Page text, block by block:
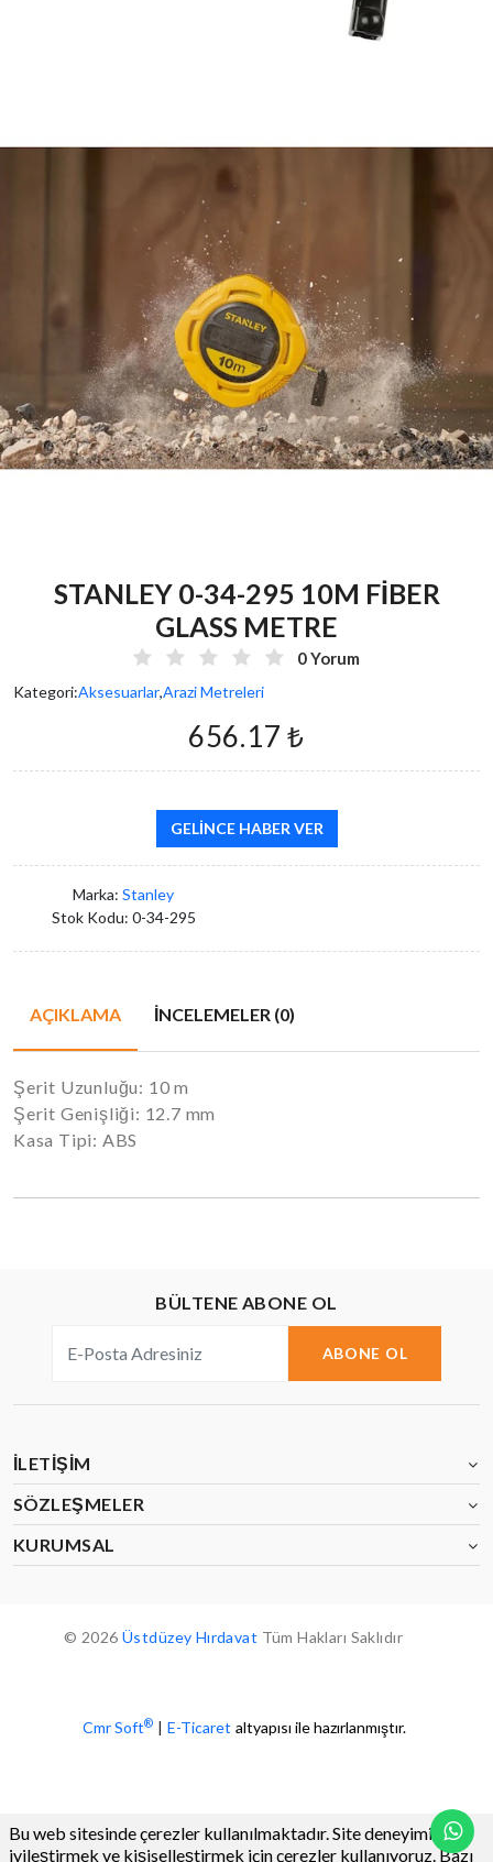
STANLEY 0-34-295 10M FİBER
GLASS METRE
0 Yorum
Kategori:Aksesuarlar,Arazi Metreleri
656.17 ₺
GELINCE HABER VER
Marka: Stanley
Stok Kodu: 0-34-295
AÇIKLAMA İNCELEMELER (0)
Şerit Uzunluğu: 10 m
Şerit Genişliği: 12.7 mm
Kasa Tipi: ABS
BÜLTENE ABONE OL
ABONE OL
İLETIŞIM
SÖZLEŞMELER
KURUMSAL
© 2026 Üstdüzey Hırdavat Tüm Hakları Saklıdır
Cmr Soft® | E-Ticaret altyapısı ile hazırlanmıştır.
Bu web sitesinde çerezler kullanılmaktadır. Site deneyiminizi
iyileştirmek ve kişiselleştirmek için çerezler kullanıyoruz. Bazı